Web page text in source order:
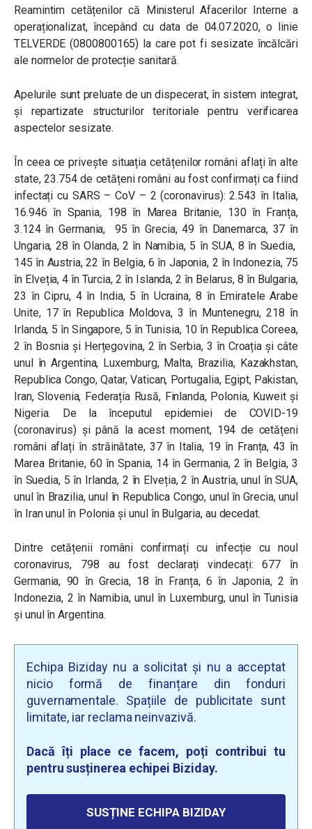
Reamintim cetățenilor că Ministerul Afacerilor Interne a
operaționalizat, începând cu data de 04.07.2020, o linie
TELVERDE (0800800165) la care pot fi sesizate încălcări
ale normelor de protecție sanitară.
Apelurile sunt preluate de un dispecerat, în sistem integrat,
și repartizate structurilor teritoriale pentru verificarea
aspectelor sesizate.
În ceea ce privește situația cetățenilor români aflați în alte
state, 23.754 de cetățeni români au fost confirmați ca fiind
infectați cu SARS – CoV – 2 (coronavirus): 2.543 în Italia,
16.946 în Spania, 198 în Marea Britanie, 130 în Franța,
3.124 în Germania, 95 în Grecia, 49 în Danemarca, 37 în
Ungaria, 28 în Olanda, 2 în Namibia, 5 în SUA, 8 în Suedia,
145 în Austria, 22 în Belgia, 6 în Japonia, 2 în Indonezia, 75
în Elveția, 4 în Turcia, 2 în Islanda, 2 în Belarus, 8 în Bulgaria,
23 în Cipru, 4 în India, 5 în Ucraina, 8 în Emiratele Arabe
Unite, 17 în Republica Moldova, 3 în Muntenegru, 218 în
Irlanda, 5 în Singapore, 5 în Tunisia, 10 în Republica Coreea,
2 în Bosnia și Herțegovina, 2 în Serbia, 3 în Croația și câte
unul în Argentina, Luxemburg, Malta, Brazilia, Kazakhstan,
Republica Congo, Qatar, Vatican, Portugalia, Egipt, Pakistan,
Iran, Slovenia, Federația Rusă, Finlanda, Polonia, Kuweit și
Nigeria. De la începutul epidemiei de COVID-19
(coronavirus) și până la acest moment, 194 de cetățeni
români aflați în străinătate, 37 în Italia, 19 în Franța, 43 în
Marea Britanie, 60 în Spania, 14 în Germania, 2 în Belgia, 3
în Suedia, 5 în Irlanda, 2 în Elveția, 2 în Austria, unul în SUA,
unul în Brazilia, unul în Republica Congo, unul în Grecia, unul
în Iran unul în Polonia și unul în Bulgaria, au decedat.
Dintre cetățenii români confirmați cu infecție cu noul
coronavirus, 798 au fost declarați vindecați: 677 în
Germania, 90 în Grecia, 18 în Franța, 6 în Japonia, 2 în
Indonezia, 2 în Namibia, unul în Luxemburg, unul în Tunisia
și unul în Argentina.
Echipa Biziday nu a solicitat și nu a acceptat
nicio formă de finanțare din fonduri
guvernamentale. Spațiile de publicitate sunt
limitate, iar reclama neinvazivă.
Dacă îți place ce facem, poți contribui tu
pentru susținerea echipei Biziday.
SUSȚINE ECHIPA BIZIDAY